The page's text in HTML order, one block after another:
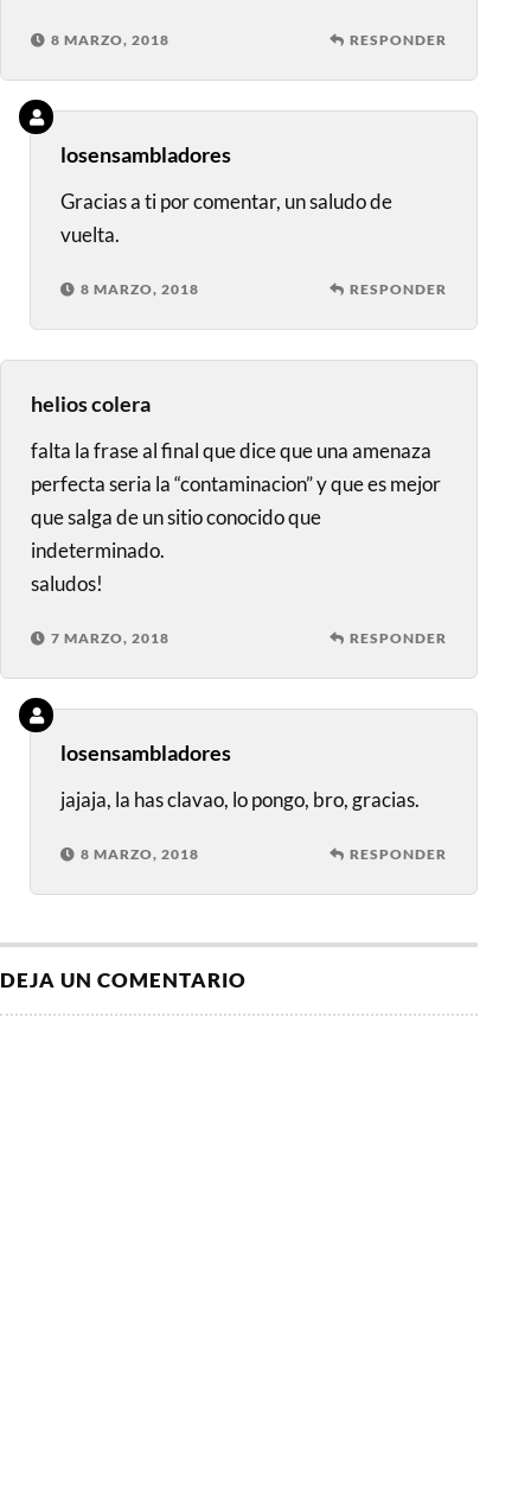
8 MARZO, 2018 RESPONDER
losensambladores
Gracias a ti por comentar, un saludo de
vuelta.
8 MARZO, 2018 RESPONDER
helios colera
falta la frase al final que dice que una amenaza
perfecta seria la “contaminacion” y que es mejor
que salga de un sitio conocido que
indeterminado.
saludos!
7 MARZO, 2018 RESPONDER
losensambladores
jajaja, la has clavao, lo pongo, bro, gracias.
8 MARZO, 2018 RESPONDER
DEJA UN COMENTARIO